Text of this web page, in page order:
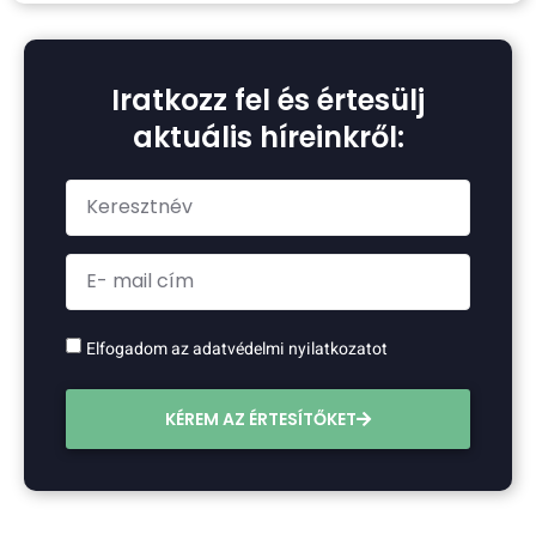
Iratkozz fel és értesülj
aktuális híreinkről:
Elfogadom az adatvédelmi nyilatkozatot
KÉREM AZ ÉRTESÍTŐKET